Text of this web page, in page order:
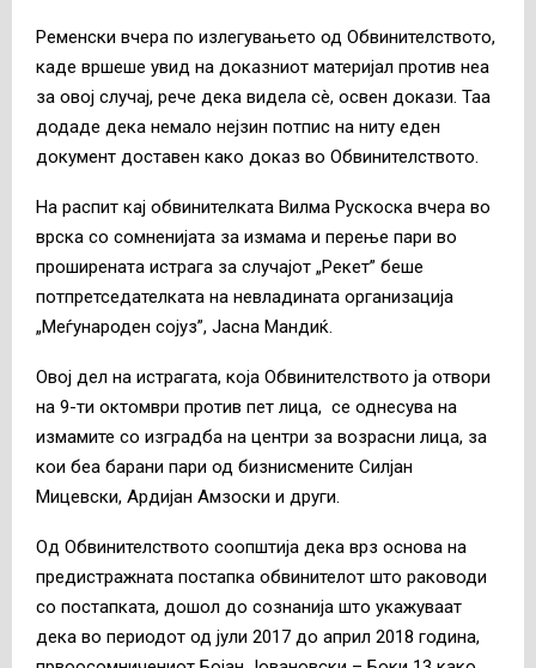
Ременски вчера по излегувањето од Обвинителството,
каде вршеше увид на доказниот материјал против неа
за овој случај, рече дека видела сè, освен докази. Таа
додаде дека немало нејзин потпис на ниту еден
документ доставен како доказ во Обвинителството.
На распит кај обвинителката Вилма Рускоска вчера во
врска со сомненијата за измама и перење пари во
проширената истрага за случајот „Рекет” беше
потпретседателката на невладината организација
„Меѓународен сојуз”, Јасна Мандиќ.
Овој дел на истрагата, која Обвинителството ја отвори
на 9-ти октомври против пет лица, се однесува на
измамите со изградба на центри за возрасни лица, за
кои беа барани пари од бизнисмените Силјан
Мицевски, Ардијан Амзоски и други.
Од Обвинителството соопштија дека врз основа на
предистражната постапка обвинителот што раководи
со постапката, дошол до сознанија што укажуваат
дека во периодот од јули 2017 до април 2018 година,